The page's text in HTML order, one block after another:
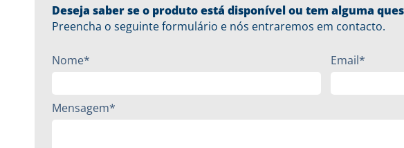
Deseja saber se o produto está disponível ou tem alguma
Preencha o seguinte formulário e nós entraremos em contacto.
Nome* Email*
Mensagem*